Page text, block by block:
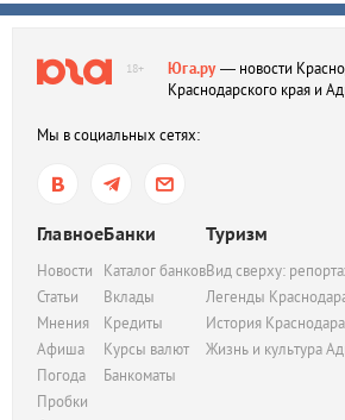
18+ Юга.ру— новости
Краснодарского края и
Мы в социальных сетях:
Главное
Новости
Статьи
Мнения
Афиша
Погода
Пробки
Банки
Каталог банков
Вклады
Кредиты
Курсы валют
Банкоматы
Туризм
Вид сверху:
Легенды
История Краснодара
Жизнь и культура